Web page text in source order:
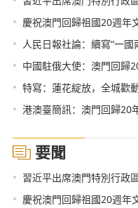
• 慶祝澳門回歸祖國20週年
• 人民日報社論：續寫“一
• 中國駐俄大使：澳門回歸
• 特寫：蓮花綻放，全城
• 港澳臺簡訊：澳門回歸20
要聞
• 習近平出席澳門特別行政
• 慶祝澳門回歸祖國20週年